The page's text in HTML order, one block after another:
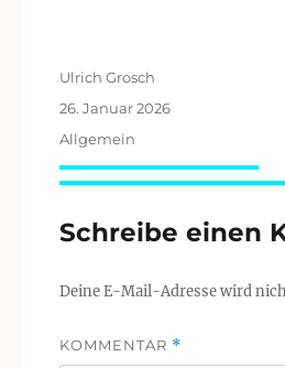
Autor
Ulrich Grosch
Veröffentlicht
am
26. Januar 2026
Kategorien
Allgemein
Schreibe einen
Deine E-Mail-Adresse wird
KOMMENTAR *